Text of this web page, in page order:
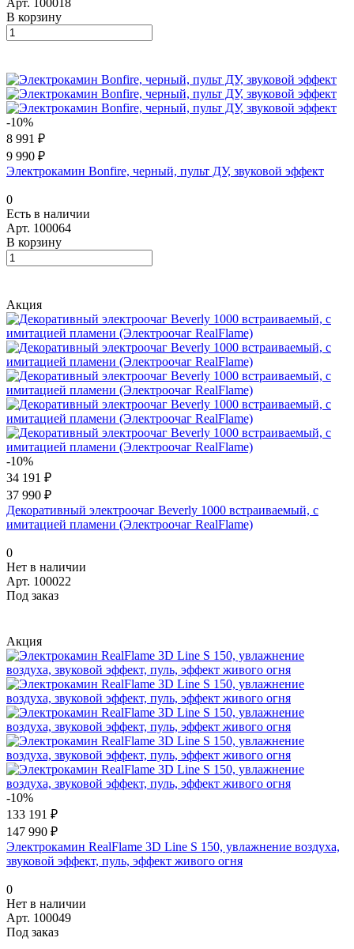
В корзину
-10%
8 991 ₽
9 990 ₽
Электрокамин Bonfire, черный, пульт ДУ, звуковой эффект
0
Есть в наличии
Арт. 100064
В корзину
Акция
-10%
34 191 ₽
37 990 ₽
Декоративный электроочаг Beverly 1000 встраиваемый, с
имитацией пламени (Электроочаг RealFlame)
0
Нет в наличии
Арт. 100022
Под заказ
Акция
-10%
133 191 ₽
147 990 ₽
Электрокамин RealFlame 3D Line S 150, увлажнение воздуха,
звуковой эффект, пуль, эффект живого огня
0
Нет в наличии
Арт. 100049
Под заказ